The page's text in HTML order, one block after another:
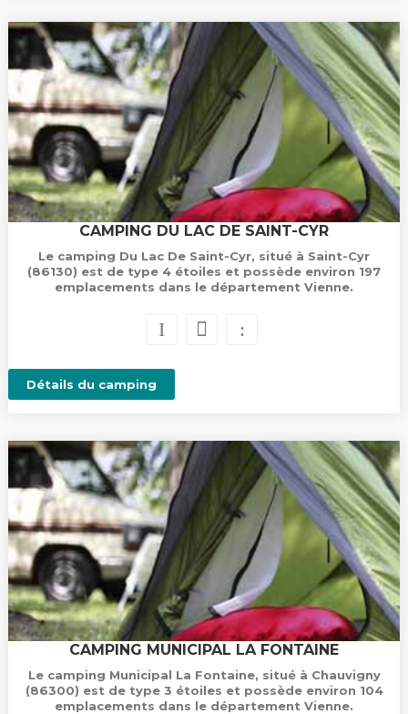
CAMPING DU LAC DE SAINT-CYR
Le camping Du Lac De Saint-Cyr, situé à Saint-Cyr
(86130) est de type 4 étoiles et possède environ 197
emplacements dans le département Vienne.
Détails du camping
CAMPING MUNICIPAL LA FONTAINE
Le camping Municipal La Fontaine, situé à Chauvigny
(86300) est de type 3 étoiles et possède environ 104
emplacements dans le département Vienne.